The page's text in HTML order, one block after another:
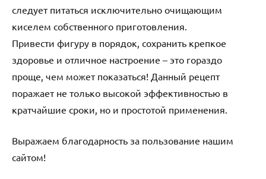
следует питаться исключительно очищающим
киселем собственного приготовления.
Привести фигуру в порядок, сохранить крепкое
здоровье и отличное настроение – это гораздо
проще, чем может показаться! Данный рецепт
поражает не только высокой эффективностью в
кратчайшие сроки, но и простотой применения.
Выражаем благодарность за пользование нашим
сайтом!